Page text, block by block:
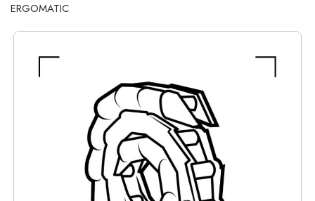
ERGOMATIC